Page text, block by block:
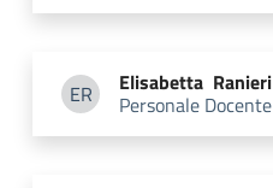
ERElisabetta Ranieri
Elisabetta Ranieri
Personale Docente